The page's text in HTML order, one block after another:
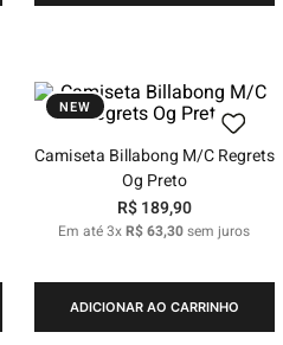
NEW
Camiseta Billabong M/C Regrets
Og Preto
R$ 189,90
Em até3xR$63,30sem juros
ADICIONAR AO CARRINHO